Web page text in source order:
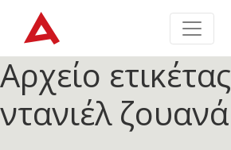
Αρχείο ετικέτας
ντανιέλ ζουανά